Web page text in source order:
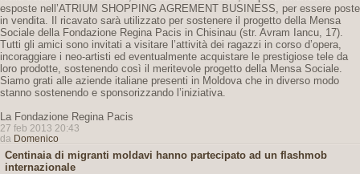
esposte nell’ATRIUM SHOPPING AGREMENT BUSINESS, per essere poste
in vendita. Il ricavato sarà utilizzato per sostenere il progetto della Mensa
Sociale della Fondazione Regina Pacis in Chisinau (str. Avram Iancu, 17).
Tutti gli amici sono invitati a visitare l’attività dei ragazzi in corso d’opera,
incoraggiare i neo-artisti ed eventualmente acquistare le prestigiose tele da
loro prodotte, sostenendo così il meritevole progetto della Mensa Sociale.
Siamo grati alle aziende italiane presenti in Moldova che in diverso modo
stanno sostenendo e sponsorizzando l’iniziativa.
La Fondazione Regina Pacis
27 feb 2013 20:43
da Domenico
Centinaia di migranti moldavi hanno partecipato ad un flashmob
internazionale